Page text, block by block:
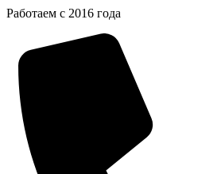
Перейти
содержимому
Работаем с 2016 года